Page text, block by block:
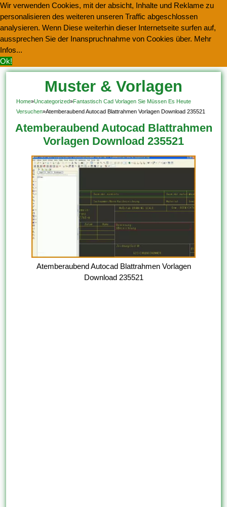
Wir verwenden Cookies, mit der absicht, Inhalte und Reklame zu
personalisieren des weiteren unseren Traffic abgeschlossen
analysieren. Wenn Diese weiterhin dieser Internetseite surfen auf,
aussprechen Sie der Inanspruchnahme von Cookies über. Mehr
Infos...
Ok!
Muster & Vorlagen
Kostenlos Herunterladen
Home»Uncategorized»Fantastisch Cad Vorlagen Sie Müssen Es Heute
Versuchen»Atemberaubend Autocad Blattrahmen Vorlagen Download 235521
Atemberaubend Autocad Blattrahmen
Vorlagen Download 235521
Atemberaubend Autocad Blattrahmen Vorlagen
Download 235521